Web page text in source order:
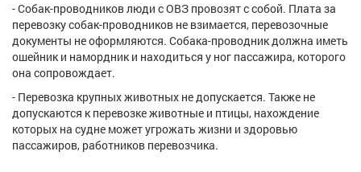
- Собак-проводников люди с ОВЗ провозят с собой. Плата за
перевозку собак-проводников не взимается, перевозочные
документы не оформляются. Собака-проводник должна иметь
ошейник и намордник и находиться у ног пассажира, которого
она сопровождает.
- Перевозка крупных животных не допускается. Также не
допускаются к перевозке животные и птицы, нахождение
которых на судне может угрожать жизни и здоровью
пассажиров, работников перевозчика.